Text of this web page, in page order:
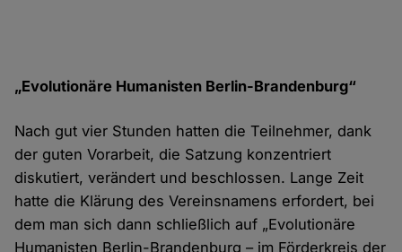
„Evolutionäre Humanisten Berlin-Brandenburg“
Nach gut vier Stunden hatten die Teilnehmer, dank
der guten Vorarbeit, die Satzung konzentriert
diskutiert, verändert und beschlossen. Lange Zeit
hatte die Klärung des Vereinsnamens erfordert, bei
dem man sich dann schließlich auf „Evolutionäre
Humanisten Berlin-Brandenburg – im Förderkreis der